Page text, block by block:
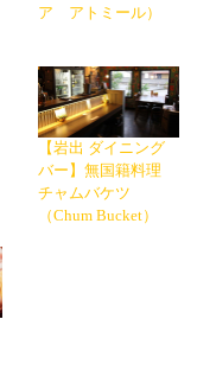
ア アトミール）
【岩出 ダイニング
バー】無国籍料理
チャムバケツ
（Chum Bucket）